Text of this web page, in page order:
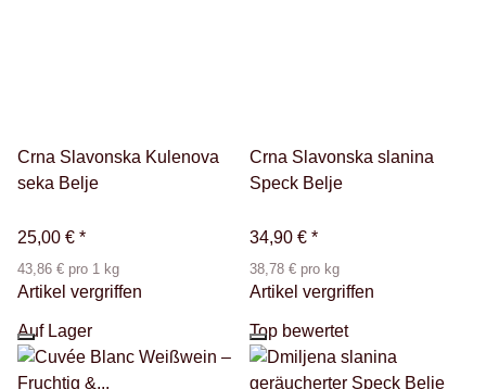
Crna Slavonska Kulenova
seka Belje
25,00 € *
43,86 € pro 1 kg
Artikel vergriffen
Crna Slavonska slanina
Speck Belje
34,90 € *
38,78 € pro kg
Artikel vergriffen
Auf Lager Top bewertet